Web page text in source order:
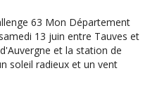
63 Mon Département
13 juin entre Tauves et
et la station de
soleil radieux et un vent